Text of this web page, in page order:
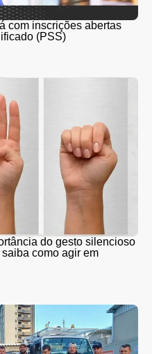
com inscrições abertas
(PSS)
do gesto silencioso
como agir em